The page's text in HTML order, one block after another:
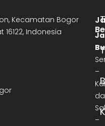
Kecamatan Bogor
Indonesia
–
–